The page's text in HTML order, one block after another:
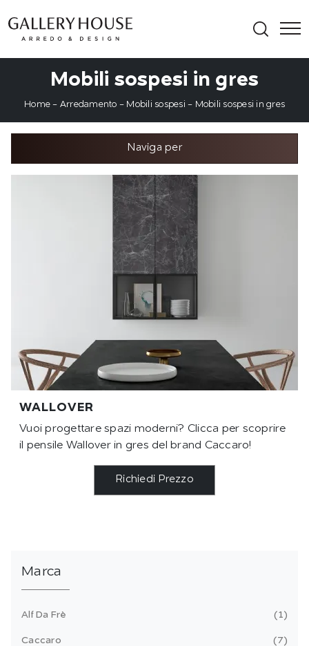
Mobili sospesi in gres
Home - Arredamento - Mobili sospesi - Mobili sospesi in gres
Naviga per
WALLOVER
Vuoi progettare spazi moderni? Clicca per scoprire
il pensile Wallover in gres del brand Caccaro!
Richiedi Prezzo
Marca
Alf Da Frè 1
Caccaro 7